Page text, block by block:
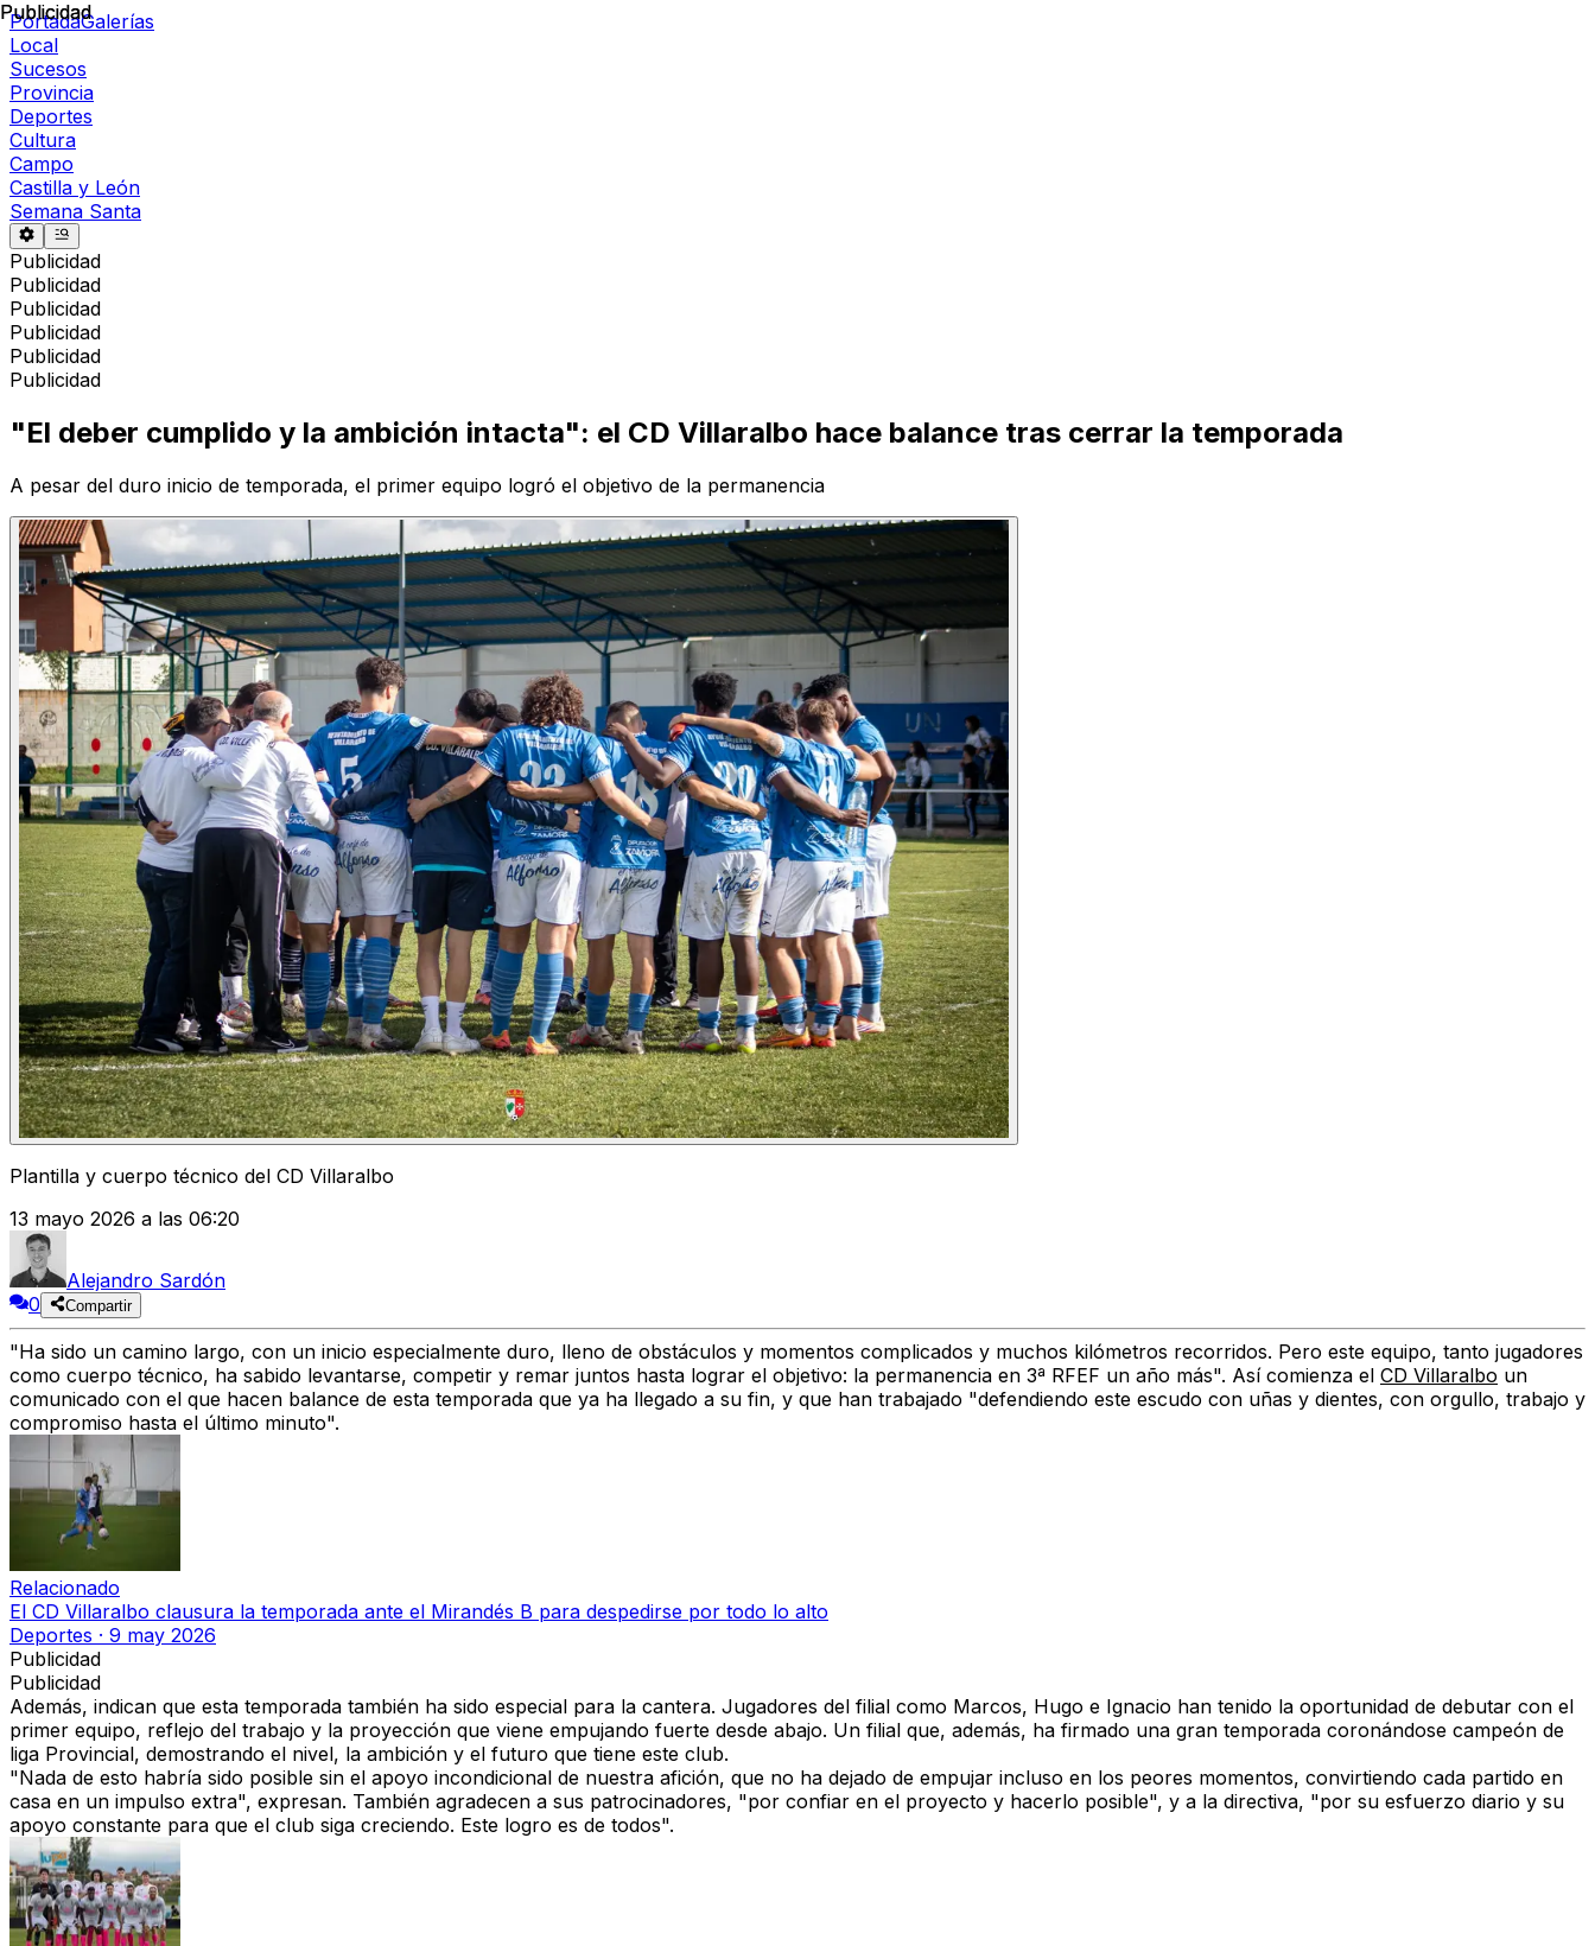
PortadaGalerías
Local
Sucesos
Provincia
Deportes
Cultura
Campo
Castilla y León
Semana Santa
Publicidad
Publicidad
Publicidad
Publicidad
Publicidad
Publicidad
Publicidad
"El deber cumplido y la ambición intacta": el CD Villaralbo hace balance tras cerrar la temporada
A pesar del duro inicio de temporada, el primer equipo logró el objetivo de la permanencia
Plantilla y cuerpo técnico del CD Villaralbo
13 mayo 2026 a las 06:20
Alejandro Sardón
0
Compartir
"Ha sido un camino largo, con un inicio especialmente duro, lleno de obstáculos y momentos complicados y muchos kilómetros recorridos. Pero este equipo, tanto jugadores
como cuerpo técnico, ha sabido levantarse, competir y remar juntos hasta lograr el objetivo: la permanencia en 3ª RFEF un año más". Así comienza el CD Villaralbo un
comunicado con el que hacen balance de esta temporada que ya ha llegado a su fin, y que han trabajado "defendiendo este escudo con uñas y dientes, con orgullo, trabajo y
compromiso hasta el último minuto".
Relacionado
El CD Villaralbo clausura la temporada ante el Mirandés B para despedirse por todo lo alto
Deportes · 9 may 2026
Publicidad
Publicidad
Además, indican que esta temporada también ha sido especial para la cantera. Jugadores del filial como Marcos, Hugo e Ignacio han tenido la oportunidad de debutar con el
primer equipo, reflejo del trabajo y la proyección que viene empujando fuerte desde abajo. Un filial que, además, ha firmado una gran temporada coronándose campeón de
liga Provincial, demostrando el nivel, la ambición y el futuro que tiene este club.
"Nada de esto habría sido posible sin el apoyo incondicional de nuestra afición, que no ha dejado de empujar incluso en los peores momentos, convirtiendo cada partido en
casa en un impulso extra", expresan. También agradecen a sus patrocinadores, "por confiar en el proyecto y hacerlo posible", y a la directiva, "por su esfuerzo diario y su
apoyo constante para que el club siga creciendo. Este logro es de todos".
Publicidad